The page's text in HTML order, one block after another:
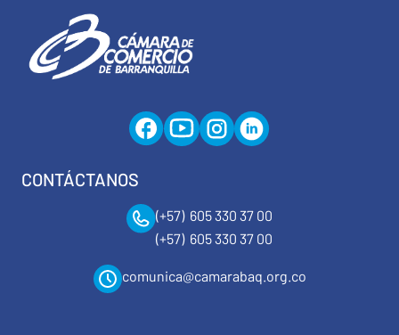
CONTÁCTANOS
(+57) 605 330 37 00
(+57) 605 330 37 00
comunica@camarabaq.org.co